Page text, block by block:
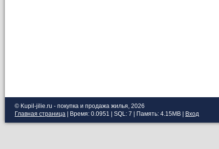
© Kupil-jilie.ru - покупка и продажа жилья, 2026
Главная страница | Время: 0.0951 | SQL: 7 | Память: 4.15MB Вход